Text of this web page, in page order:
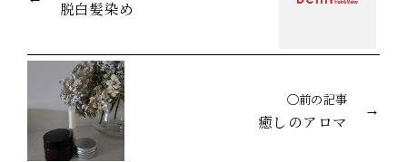
脱白髪染め
◯前の記事
癒しのアロマ